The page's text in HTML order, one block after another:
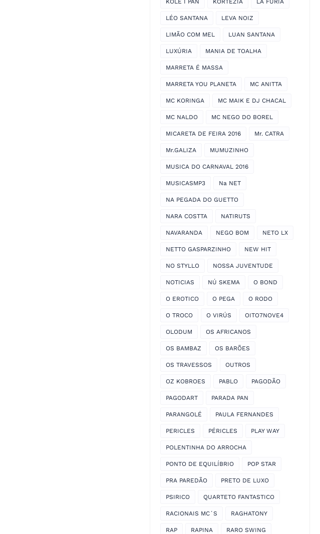
KOLE I PAN KORTEZIA LA FURIA
LÉO SANTANA LEVA NOIZ
LIMÃO COM MEL LUAN SANTANA
LUXÚRIA MANIA DE TOALHA
MARRETA É MASSA
MARRETA YOU PLANETA MC ANITTA
MC KORINGA MC MAIK E DJ CHACAL
MC NALDO MC NEGO DO BOREL
MICARETA DE FEIRA 2016 Mr. CATRA
Mr.GALIZA MUMUZINHO
MUSICA DO CARNAVAL 2016
MUSICASMP3 Na NET
NA PEGADA DO GUETTO
NARA COSTTA NATIRUTS
NAVARANDA NEGO BOM NETO LX
NETTO GASPARZINHO NEW HIT
NO STYLLO NOSSA JUVENTUDE
NOTICIAS NÚ SKEMA O BOND
O EROTICO O PEGA O RODO
O TROCO O VIRÚS OITO7NOVE4
OLODUM OS AFRICANOS
OS BAMBAZ OS BARÕES
OS TRAVESSOS OUTROS
OZ KOBROES PABLO PAGODÃO
PAGODART PARADA PAN
PARANGOLÉ PAULA FERNANDES
PERICLES PÉRICLES PLAY WAY
POLENTINHA DO ARROCHA
PONTO DE EQUILÍBRIO POP STAR
PRA PAREDÃO PRETO DE LUXO
PSIRICO QUARTETO FANTASTICO
RACIONAIS MC´S RAGHATONY
RAP RAPINA RARO SWING